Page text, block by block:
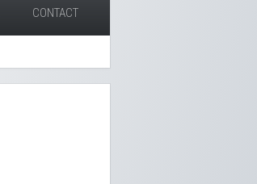
CONTACT